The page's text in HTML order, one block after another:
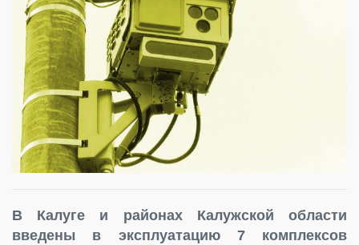
В Калуге и районах Калужской области
введены в эксплуатацию 7 комплексов